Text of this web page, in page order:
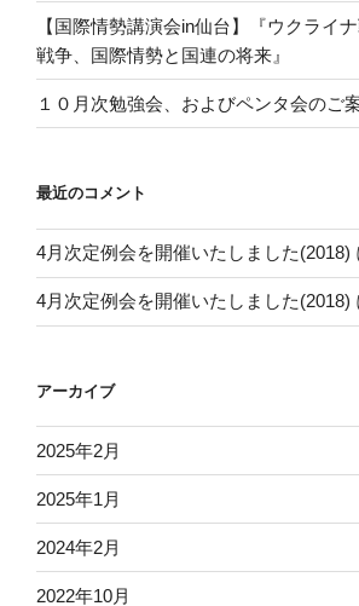
【国際情勢講演会in仙台】『ウクライ
戦争、国際情勢と国連の将来』
１０月次勉強会、およびペンタ会のご
最近のコメント
4月次定例会を開催いたしました(2018)
4月次定例会を開催いたしました(2018)
アーカイブ
2025年2月
2025年1月
2024年2月
2022年10月